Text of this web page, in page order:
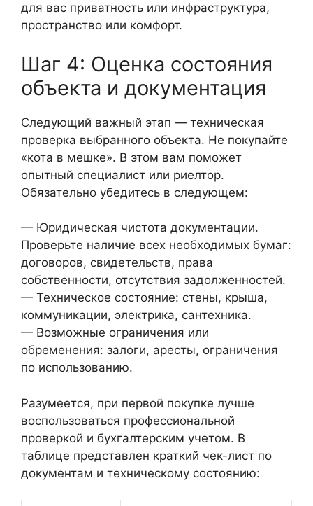
для вас приватность или инфраструктура,
пространство или комфорт.
Шаг 4: Оценка состояния
объекта и документация
Следующий важный этап — техническая
проверка выбранного объекта. Не покупайте
«кота в мешке». В этом вам поможет
опытный специалист или риелтор.
Обязательно убедитесь в следующем:
— Юридическая чистота документации.
Проверьте наличие всех необходимых бумаг:
договоров, свидетельств, права
собственности, отсутствия задолженностей.
— Техническое состояние: стены, крыша,
коммуникации, электрика, сантехника.
— Возможные ограничения или
обременения: залоги, аресты, ограничения
по использованию.
Разумеется, при первой покупке лучше
воспользоваться профессиональной
проверкой и бухгалтерским учетом. В
таблице представлен краткий чек-лист по
документам и техническому состоянию: